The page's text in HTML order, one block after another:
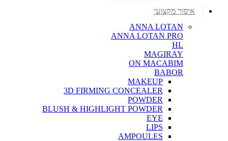
איפור מקצועי
ANNA LOTAN
ANNA LOTAN PRO
HL
MAGIRAY
ON MACABIM
BABOR
MAKEUP
3D FIRMING CONCEALER
POWDER
BLUSH & HIGHLIGHT POWDER
EYE
LIPS
AMPOULES